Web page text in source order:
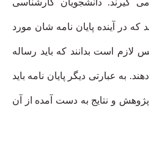
می گیرند. دانشجویان کارشناسی
که در آینده پایان نامه شان مورد
لازم است بدانند که باید رساله
به عبارتی دیگر پایان نامه باید
و نتایج به دست آمده از آن